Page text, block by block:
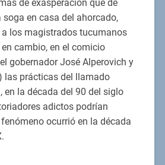
de exasperación que de
en casa del ahorcado,
a los magistrados tucumanos
cambio, en el comicio
gobernador José Alperovich y
las prácticas del llamado
en la década del 90 del siglo
adictos podrían
ocurrió en la década